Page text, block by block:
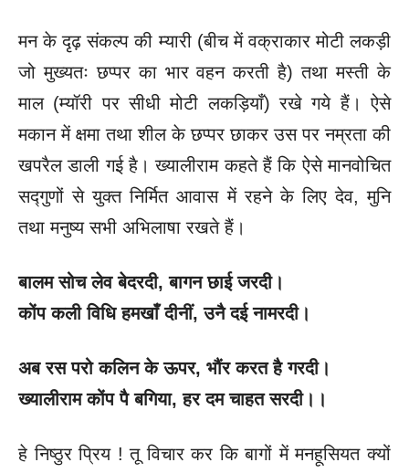
मन के दृढ़ संकल्प की म्यारी (बीच में वक्राकार मोटी लकड़ी
जो मुख्यतः छप्पर का भार वहन करती है) तथा मस्ती के
माल (म्यॉरी पर सीधी मोटी लकड़ियाँ) रखे गये हैं। ऐसे
मकान में क्षमा तथा शील के छप्पर छाकर उस पर नम्रता की
खपरैल डाली गई है। ख्यालीराम कहते हैं कि ऐसे मानवोचित
सद्गुणों से युक्त निर्मित आवास में रहने के लिए देव, मुनि
तथा मनुष्य सभी अभिलाषा रखते हैं।
बालम सोच लेव बेदरदी, बागन छाई जरदी।
कोंप कली विधि हमखाँ दीनीं, उनै दई नामरदी।
अब रस परो कलिन के ऊपर, भौंर करत है गरदी।
ख्यालीराम कोंप पै बगिया, हर दम चाहत सरदी।।
हे निष्ठुर प्रिय ! तू विचार कर कि बागों में मनहूसियत क्यों